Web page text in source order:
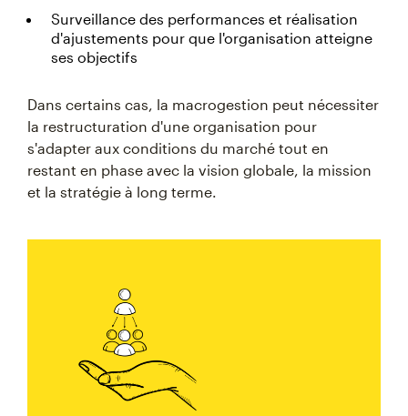
Surveillance des performances et réalisation
d'ajustements pour que l'organisation atteigne
ses objectifs
Dans certains cas, la macrogestion peut nécessiter
la restructuration d'une organisation pour
s'adapter aux conditions du marché tout en
restant en phase avec la vision globale, la mission
et la stratégie à long terme.